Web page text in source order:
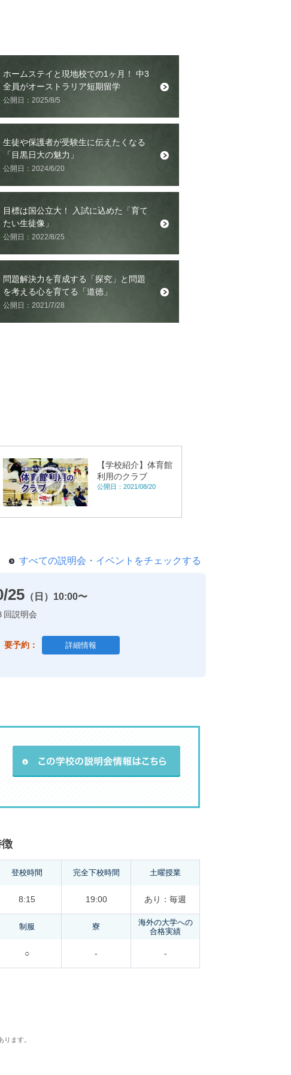
ホームステイと現地校での1ヶ月！ 中3
全員がオーストラリア短期留学
公開日：2025/8/5
生徒や保護者が受験生に伝えたくなる
「目黒日大の魅力」
公開日：2024/6/20
目標は国公立大！ 入試に込めた「育て
たい生徒像」
公開日：2022/8/25
問題解決力を育成する「探究」と問題
を考える心を育てる「道徳」
公開日：2021/7/28
【学校紹介】体育館
利用のクラブ
公開日：2021/08/20
すべての説明会・イベントをチェックする
25 （日） 10:00〜
回説明会
要予約： 詳細情報
徴
登校時間 完全下校時間 土曜授業
8:15 19:00 あり：毎週
制服 寮
海外の大学への
合格実績
○ - -
ます。